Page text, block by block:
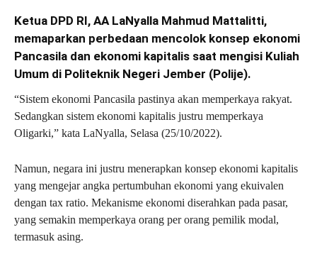
Ketua DPD RI, AA LaNyalla Mahmud Mattalitti,
memaparkan perbedaan mencolok konsep ekonomi
Pancasila dan ekonomi kapitalis saat mengisi Kuliah
Umum di Politeknik Negeri Jember (Polije).
“Sistem ekonomi Pancasila pastinya akan memperkaya rakyat.
Sedangkan sistem ekonomi kapitalis justru memperkaya
Oligarki,” kata LaNyalla, Selasa (25/10/2022).
Namun, negara ini justru menerapkan konsep ekonomi kapitalis
yang mengejar angka pertumbuhan ekonomi yang ekuivalen
dengan tax ratio. Mekanisme ekonomi diserahkan pada pasar,
yang semakin memperkaya orang per orang pemilik modal,
termasuk asing.